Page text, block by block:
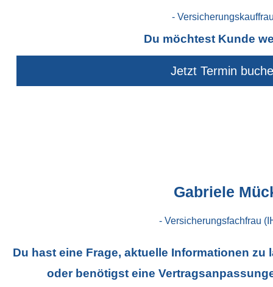
-
Du möchtest Kunde
Jetzt Termin
Gabriele
- Versicherungsfachfrau
Du hast eine Frage, aktuelle Informationen zu
oder benötigst eine